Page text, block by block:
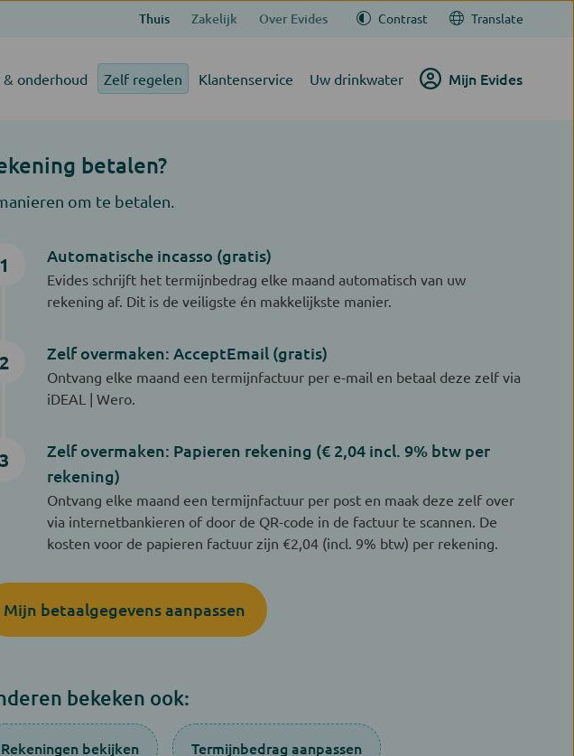
Thuis Zakelijk Over Evides Contrast Translate
onderhoud Zelf regelen Klantenservice Uw drinkwater Mijn Evides
betalen?
om te betalen.
1 Automatische incasso (gratis)
Evides schrijft het termijnbedrag elke maand automatisch van uw
rekening af. Dit is de veiligste én makkelijkste manier.
2 Zelf overmaken: AcceptEmail (gratis)
Ontvang elke maand een termijnfactuur per e-mail en betaal deze zelf via
iDEAL | Wero.
3
Zelf overmaken: Papieren rekening (€ 2,04 incl. 9% btw per
rekening)
Ontvang elke maand een termijnfactuur per post en maak deze zelf over
via internetbankieren of door de QR-code in de factuur te scannen. De
kosten voor de papieren factuur zijn €2,04 (incl. 9% btw) per rekening.
Mijn betaalgegevens aanpassen
bekeken ook:
Rekeningen bekijken Termijnbedrag aanpassen